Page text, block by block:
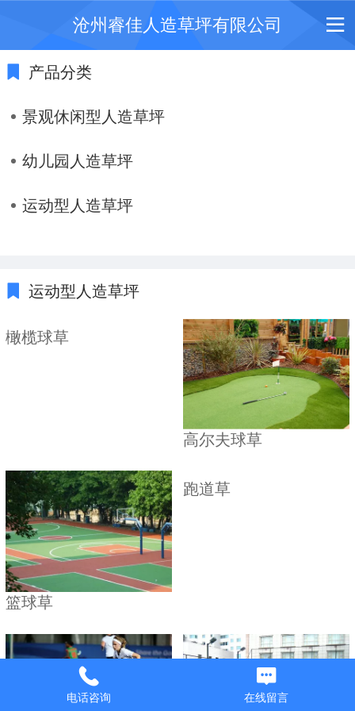
沧州睿佳人造草坪有限公司
产品分类
景观休闲型人造草坪
幼儿园人造草坪
运动型人造草坪
运动型人造草坪
橄榄球草
高尔夫球草
篮球草
跑道草
电话咨询 在线留言